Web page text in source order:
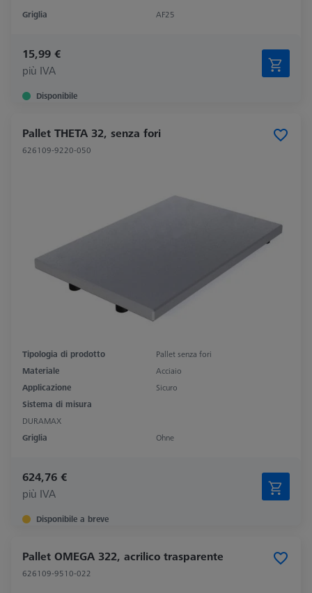
Griglia AF25
15,99 €
più IVA
Disponibile
Pallet THETA 32, senza fori
626109-9220-050
Tipologia di prodotto
Pallet senza fori
Materiale
Acciaio
Applicazione
Sicuro
Sistema di misura
DURAMAX
Griglia
Ohne
624,76 €
più IVA
Disponibile a breve
Pallet OMEGA 322, acrilico trasparente
626109-9510-022